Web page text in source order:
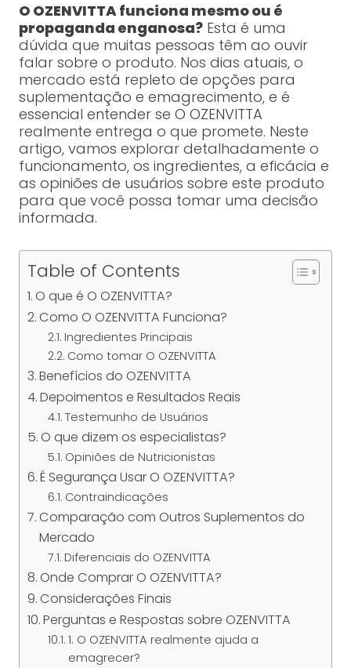
O OZENVITTA funciona mesmo ou é
propaganda enganosa?Esta é uma
dúvida que muitas pessoas têm ao ouvir
falar sobre o produto. Nos dias atuais, o
mercado está repleto de opções para
suplementação e emagrecimento, e é
essencial entender se O OZENVITTA
realmente entrega o que promete. Neste
artigo, vamos explorar detalhadamente o
funcionamento, os ingredientes, a eficácia e
as opiniões de usuários sobre este produto
para que você possa tomar uma decisão
informada.
Table of Contents
O que é O OZENVITTA?
Como O OZENVITTA Funciona?
Ingredientes Principais
Como tomar O OZENVITTA
Benefícios do OZENVITTA
Depoimentos e Resultados Reais
Testemunho de Usuários
O que dizem os especialistas?
Opiniões de Nutricionistas
É Segurança Usar O OZENVITTA?
Contraindicações
Comparação com Outros Suplementos do
Mercado
Diferenciais do OZENVITTA
Onde Comprar O OZENVITTA?
Considerações Finais
Perguntas e Respostas sobre OZENVITTA
1. O OZENVITTA realmente ajuda a
emagrecer?